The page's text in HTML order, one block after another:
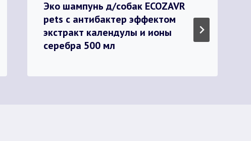
Эко шампунь д/собак ECOZAVR
pets с антибактер эффектом
экстракт календулы и ионы
серебра 500 мл